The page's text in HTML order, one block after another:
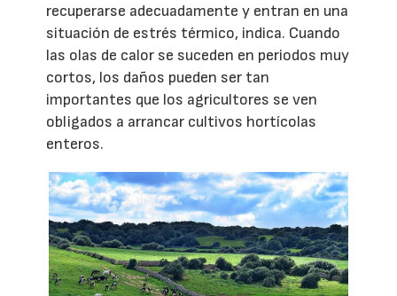
recuperarse adecuadamente y entran en una
situación de estrés térmico, indica. Cuando
las olas de calor se suceden en periodos muy
cortos, los daños pueden ser tan
importantes que los agricultores se ven
obligados a arrancar cultivos hortícolas
enteros.